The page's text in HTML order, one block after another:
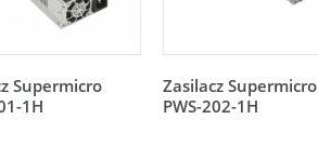
Supermicro
1H
Zasilacz Supermicro
PWS-202-1H